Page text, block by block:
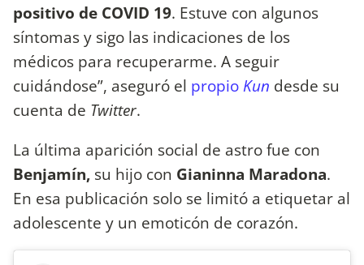
positivo de COVID 19. Estuve con algunos
síntomas y sigo las indicaciones de los
médicos para recuperarme. A seguir
cuidándose”, aseguró el propio Kun desde su
cuenta de Twitter.
La última aparición social de astro fue con
Benjamín, su hijo con Gianinna Maradona.
En esa publicación solo se limitó a etiquetar al
adolescente y un emoticón de corazón.